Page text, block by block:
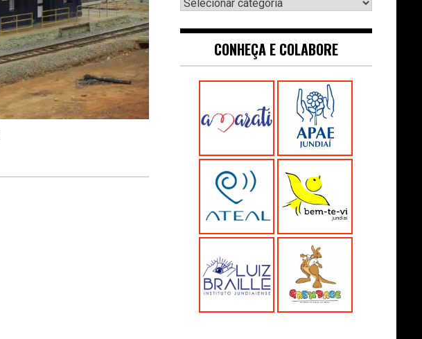
CONHEÇA E COLABORE